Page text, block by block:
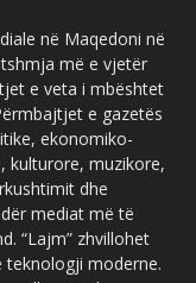
në Maqedoni në
më e vjetër
e veta i mbështet
e gazetës
ekonomiko-
kulturore, muzikore,
dhe
mediat më të
“Lajm” zhvillohet
teknologji moderne.